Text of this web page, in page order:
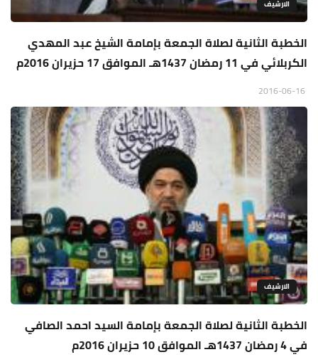
الارشيف
الخطبة الثانية لصلاة الجمعة بإمامة الشيخ عبد المهدي
الكربلائي في 11 رمضان 1437هـ الموافق 17 حزيران 2016م
الارشيف
الخطبة الثانية لصلاة الجمعة بإمامة السيد احمد الصافي
في 4 رمضان 1437هـ الموافق 10 حزيران 2016م